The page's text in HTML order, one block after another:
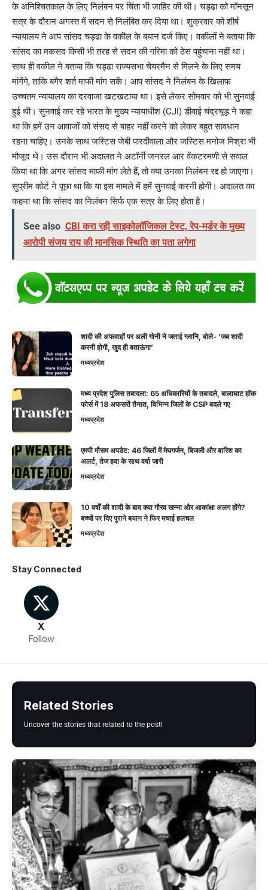
के अनिश्चितकाल के लिए निलंबन पर चिंता भी जाहिर की थी। चड्ढा को मॉनसून
सत्र के दौरान अगस्त में सदन से निलंबित कर दिया था। शुक्रवार को शीर्ष
न्यायालय ने आप सांसद चड्ढा के वकील के बयान दर्ज किए। वकीलों ने बताया कि
सांसद का मकसद किसी भी तरह से सदन की गरिमा को ठेस पहुंचाना नहीं था।
साथ ही वकील ने बताया कि चड्ढा राज्यसभा चेयरमैन से मिलने के लिए समय
मांगेंगे, ताकि बगैर शर्त माफी मांग सकें। आप सांसद ने निलंबन के खिलाफ
उच्चतम न्यायालय का दरवाजा खटखटाया था। इसे लेकर सोमवार को भी सुनवाई
हुई थी। सुनवाई कर रहे भारत के मुख्य न्यायाधीश (CJI) डीवाई चंद्रचूड़ ने कहा
था कि हमें उन आवाजों को संसद से बाहर नहीं करने को लेकर बहुत सावधान
रहना चाहिए। उनके साथ जस्टिस जेबी पारदीवाला और जस्टिस मनोज मिश्रा भी
मौजूद थे। उस दौरान भी अदालत ने अटॉर्नी जनरल आर वेंकटरमणी से सवाल
किया था कि अगर सांसद माफी मांग लेते हैं, तो क्या उनका निलंबन रद्द हो जाएगा।
सुप्रीम कोर्ट ने पूछा था कि या इस मामले में हमें सुनवाई करनी होगी। अदालत का
कहना था कि सांसद का निलंबन सिर्फ एक सत्र के लिए होता है।
See also CBI करा रही साइकोलॉजिकल टेस्ट, रेप-मर्डर के मुख्य
आरोपी संजय राय की मानसिक स्थिति का पता लगेगा
शादी की अफवाहों पर अली गोनी ने जताई ग्लानि, बोले- ‘जब शादी
करनी होगी, खुद ही बताऊंगा’
मध्यप्रदेश
मध्य प्रदेश पुलिस तबादला: 65 अधिकारियों के तबादले, बालाघाट हॉक
फोर्स में 18 अफसरों तैनात, विभिन्न जिलों के CSP बदले गए
मध्यप्रदेश
एमपी मौसम अपडेट: 46 जिलों में मेघगर्जन, बिजली और बारिश का
अलर्ट, तेज हवा के साथ वर्षा जारी
मध्यप्रदेश
10 वर्षों की शादी के बाद क्या गौरव खन्ना और आकांक्षा अलग होंगे?
बच्चों पर दिए पुराने बयान ने फिर मचाई हलचल
मध्यप्रदेश
Stay Connected
X
Follow
Related Stories
Uncover the stories that related to the post!